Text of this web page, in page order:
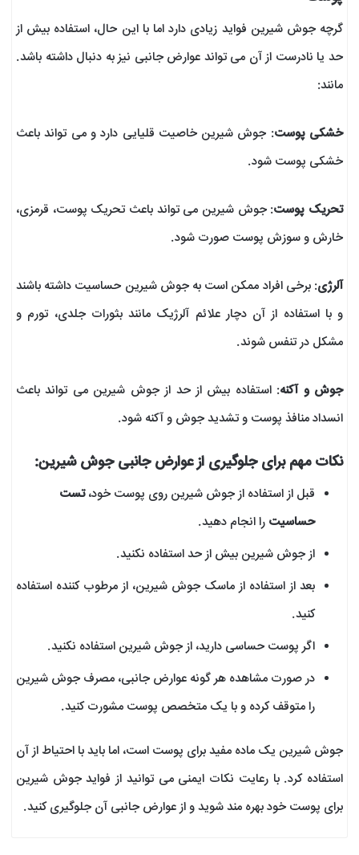
گرچه جوش شیرین فواید زیادی دارد اما با این حال، استفاده بیش از
حد یا نادرست از آن می تواند عوارض جانبی نیز به دنبال داشته باشد.
مانند:
خشکی پوست: جوش شیرین خاصیت قلیایی دارد و می تواند باعث
خشکی پوست شود.
تحریک پوست: جوش شیرین می تواند باعث تحریک پوست، قرمزی،
خارش و سوزش پوست صورت شود.
آلرژی: برخی افراد ممکن است به جوش شیرین حساسیت داشته باشند
و با استفاده از آن دچار علائم آلرژیک مانند بثورات جلدی، تورم و
مشکل در تنفس شوند.
جوش و آکنه: استفاده بیش از حد از جوش شیرین می تواند باعث
انسداد منافذ پوست و تشدید جوش و آکنه شود.
نکات مهم برای جلوگیری از عوارض جانبی جوش شیرین:
قبل از استفاده از جوش شیرین روی پوست خود،تست
حساسیت را انجام دهید.
از جوش شیرین بیش از حد استفاده نکنید.
بعد از استفاده از ماسک جوش شیرین، از مرطوب کننده استفاده
کنید.
اگر پوست حساسی دارید، از جوش شیرین استفاده نکنید.
در صورت مشاهده هر گونه عوارض جانبی، مصرف جوش شیرین
را متوقف کرده و با یک متخصص پوست مشورت کنید.
جوش شیرین یک ماده مفید برای پوست است، اما باید با احتیاط از آن
استفاده کرد. با رعایت نکات ایمنی می توانید از فواید جوش شیرین
برای پوست خود بهره مند شوید و از عوارض جانبی آن جلوگیری کنید.